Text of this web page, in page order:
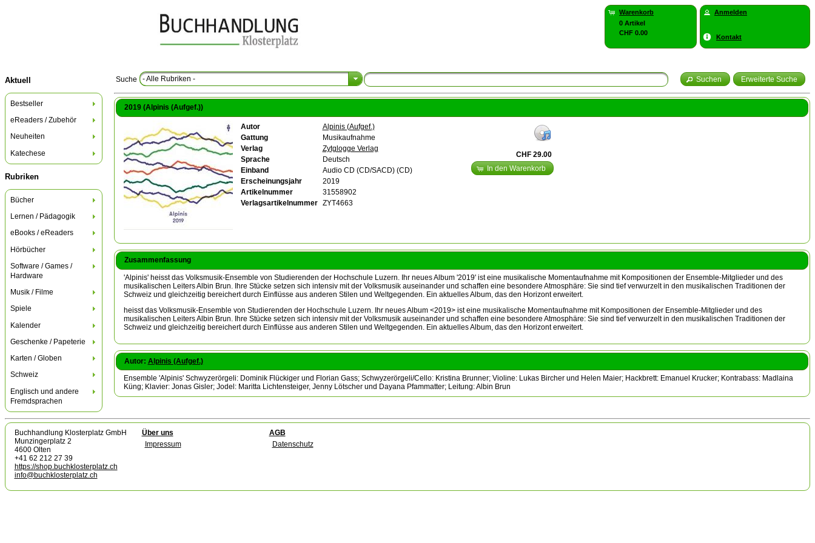
Warenkorb
0 Artikel
CHF 0.00
Anmelden
Kontakt
Aktuell
Bestseller
eReaders / Zubehör
Neuheiten
Katechese
Rubriken
Bücher
Lernen / Pädagogik
eBooks / eReaders
Hörbücher
Software / Games /
Hardware
Musik / Filme
Spiele
Kalender
Geschenke / Papeterie
Karten / Globen
Schweiz
Englisch und andere
Fremdsprachen
Suche - Alle Rubriken - Suchen Erweiterte Suche
2019 (Alpinis (Aufgef.))
Autor
Alpinis (Aufgef.)
Gattung
Musikaufnahme
Verlag
Zytglogge Verlag
Sprache
Deutsch
Einband
Audio CD (CD/SACD) (CD)
Erscheinungsjahr
2019
Artikelnummer
31558902
Verlagsartikelnummer
ZYT4663
CHF 29.00
In den Warenkorb
Zusammenfassung
'Alpinis' heisst das Volksmusik-Ensemble von Studierenden der Hochschule Luzern. Ihr neues Album '2019' ist eine musikalische Momentaufnahme mit Kompositionen der Ensemble-Mitglieder und des
musikalischen Leiters Albin Brun. Ihre Stücke setzen sich intensiv mit der Volksmusik auseinander und schaffen eine besondere Atmosphäre: Sie sind tief verwurzelt in den musikalischen Traditionen der
Schweiz und gleichzeitig bereichert durch Einflüsse aus anderen Stilen und Weltgegenden. Ein aktuelles Album, das den Horizont erweitert.
heisst das Volksmusik-Ensemble von Studierenden der Hochschule Luzern. Ihr neues Album <2019> ist eine musikalische Momentaufnahme mit Kompositionen der Ensemble-Mitglieder und des
musikalischen Leiters Albin Brun. Ihre Stücke setzen sich intensiv mit der Volksmusik auseinander und schaffen eine besondere Atmosphäre: Sie sind tief verwurzelt in den musikalischen Traditionen der
Schweiz und gleichzeitig bereichert durch Einflüsse aus anderen Stilen und Weltgegenden. Ein aktuelles Album, das den Horizont erweitert.
Autor: Alpinis (Aufgef.)
Ensemble 'Alpinis' Schwyzerörgeli: Dominik Flückiger und Florian Gass; Schwyzerörgeli/Cello: Kristina Brunner; Violine: Lukas Bircher und Helen Maier; Hackbrett: Emanuel Krucker; Kontrabass: Madlaina
Küng; Klavier: Jonas Gisler; Jodel: Maritta Lichtensteiger, Jenny Lötscher und Dayana Pfammatter; Leitung: Albin Brun
Buchhandlung Klosterplatz GmbH
Munzingerplatz 2
4600 Olten
+41 62 212 27 39
https://shop.buchklosterplatz.ch
info@buchklosterplatz.ch
Über uns
Impressum
AGB
Datenschutz